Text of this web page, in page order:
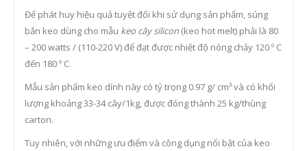
Để phát huy hiệu quả tuyệt đối khi sử dụng sản phẩm, súng
bắn keo dùng cho mẫu keo cây silicon (keo hot melt) phải là 80
– 200 watts / (110-220 V) để đạt được nhiệt độ nóng chảy 120 º C
đến 180 º C.
Mẫu sản phẩm keo dính này có tỷ trọng 0.97 g/ cm³ và có khối
lượng khoảng 33-34 cây/1kg, được đóng thành 25 kg/thùng
carton.
Tuy nhiên, với những ưu điểm và công dụng nổi bật của keo